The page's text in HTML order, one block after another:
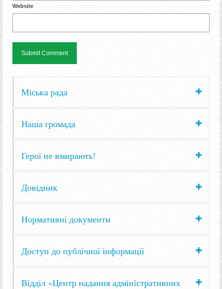
Website
Міська рада
Наша громада
Герої не вмирають!
Довідник
Нормативні документи
Доступ до публічної інформації
Відділ «Центр надання адміністративних